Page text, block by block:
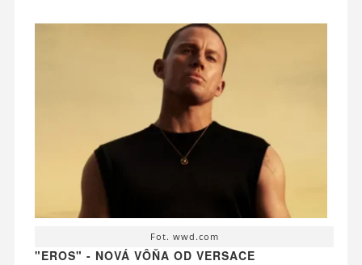
Fot. wwd.com
"EROS" - NOVÁ VÔŇA OD VERSACE